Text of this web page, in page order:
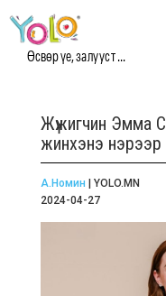
Өсвөр үе, залууст ...
Жүжигчин Эмма
жинхэнэ нэрээр
А.Номин | YOLO.MN
2024-04-27